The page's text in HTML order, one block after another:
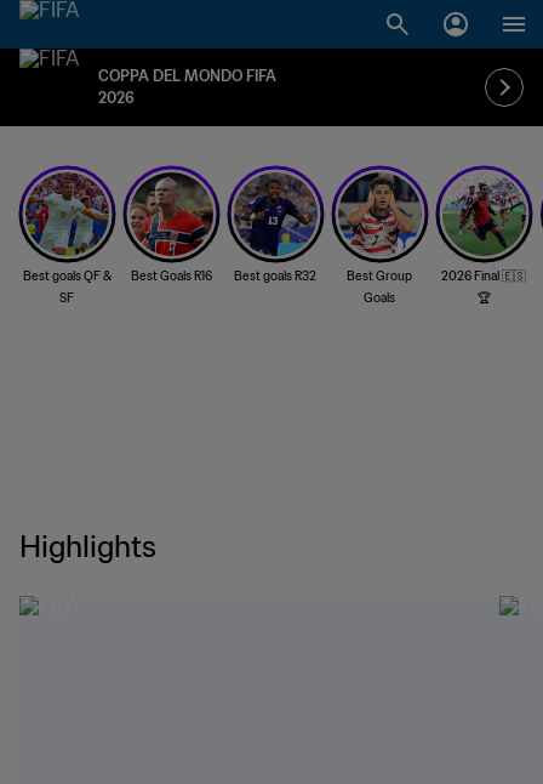
COPPA DEL MONDO FIFA
2026
Best goals QF &
SF
Best Goals R16 Best goals R32
Best Group
Goals
2026 Final 🇪🇸
🏆
Highlights